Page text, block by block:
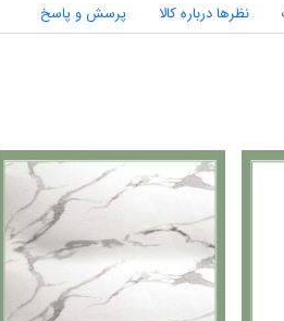
نظرها درباره کالا پرسش و پاسخ